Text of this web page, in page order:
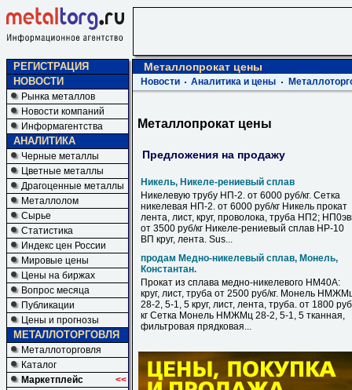
РЕГИСТРАЦИЯ
НОВОСТИ
Рынка металлов
Новости компаний
Информагентства
АНАЛИТИКА
Черные металлы
Цветные металлы
Драгоценные металлы
Металлолом
Сырье
Статистика
Индекс цен России
Мировые цены
Цены на биржах
Вопрос месяца
Публикации
Цены и прогнозы
МЕТАЛЛОТОРГОВЛЯ
Металлоторговля
Каталог
Маркетплейс
<<
Металлопрокат цены
Новости Аналитика и цены
Металлопрокат цены
Предложения на продажу
Никель, Никеле-рениевый сплав
Никелевую трубу НП-2. от 6000 руб/кг. Сетка
никелевая НП-2. от 6000 руб/кг Никель прокат
лента, лист, круг, проволока, труба НП2;
от 3500 руб/кг Никеле-рениевый сплав НР-10
ВП круг, лента. Sus...
продам Медно-никелевый сплав, Монель,
Константан.
Прокат из сплава медно-никелевого НМ40А:
круг, лист, труба от 2500 руб/кг. Монель
28-2, 5-1, 5 круг, лист, лента, труба. от 1800
кг Сетка Монель НМЖМц 28-2, 5-1, 5 тканная,
фильтровая прядковая...